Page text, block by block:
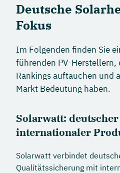
Deutsche
Fokus
Im Folgenden finden Sie
führenden PV-Herstellern,
Rankings auftauchen und
Markt Bedeutung haben.
Solarwatt:
internationaler
Solarwatt verbindet
Qualitätssicherung mit